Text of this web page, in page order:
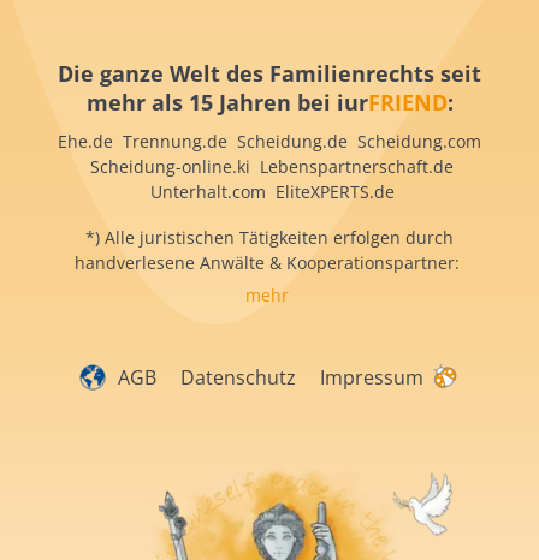
Die ganze Welt des Familienrechts seit
mehr als 15 Jahren bei iurFRIEND:
Ehe.de Trennung.de Scheidung.de Scheidung.com
Scheidung-online.ki Lebenspartnerschaft.de
Unterhalt.com EliteXPERTS.de
*) Alle juristischen Tätigkeiten erfolgen durch
handverlesene Anwälte & Kooperationspartner:
mehr
AGB Datenschutz Impressum